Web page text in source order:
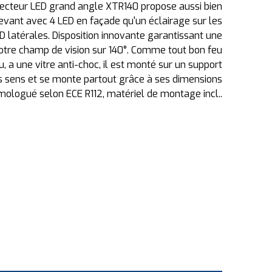
LED grand angle XTR140 propose aussi bien
avec 4 LED en façade qu'un éclairage sur les
latérales. Disposition innovante garantissant une
champ de vision sur 140°. Comme tout bon feu
a une vitre anti-choc, il est monté sur un support
et se monte partout grâce à ses dimensions
selon ECE R112, matériel de montage incl..